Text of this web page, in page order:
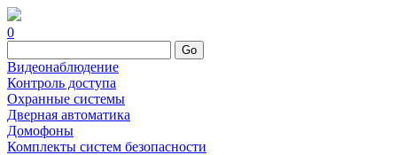
0
Go
Видеонаблюдение
Контроль доступа
Охранные системы
Дверная автоматика
Домофоны
Комплекты систем безопасности